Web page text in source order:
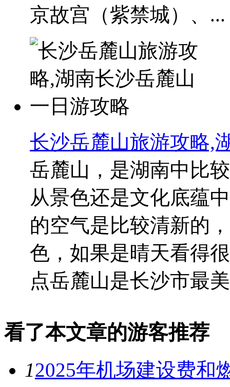
京故宫（紫禁城）、...
长沙岳麓山旅游攻略,
岳麓山，是湖南中比
从景色还是文化底蕴
的空气是比较清新的
色，如果是晴天看得
点岳麓山是长沙市最
看了本文章的游客推荐
12025年机场建设费和